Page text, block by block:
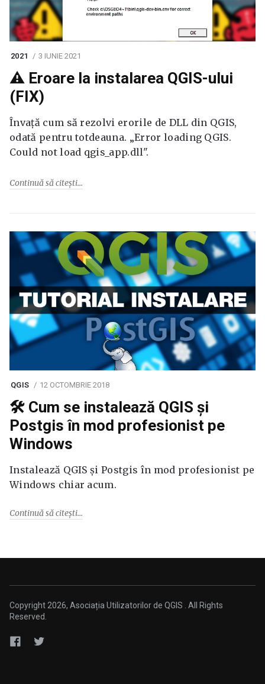
2021 3 IUNIE 2021
⚠️ Eroare la instalarea QGIS-ului
(FIX)
Învață cum să rezolvi erorile de DLL din QGIS,
odată pentru totdeauna. „Error loading QGIS.
Could not load qgis_app.dll".
Continuă să citești
QGIS 12 OCTOMBRIE 2018
🛠️ Cum se instalează QGIS și
Postgis în mod profesionist pe
Windows
Instalează QGIS și Postgis în mod profesionist pe
Windows chiar acum.
Continuă să citești
Copyright 2026, Asociația Utilizatorilor de QGIS . All Rights
Reserved.